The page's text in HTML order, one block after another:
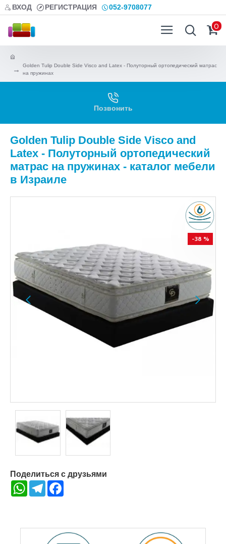
ВХОД РЕГИСТРАЦИЯ 052-9708077
0
Golden Tulip Double Side Visco and Latex - Полуторный ортопедический матрас
на пружинах
Позвонить
Golden Tulip Double Side Visco and
Latex - Полуторный ортопедический
матрас на пружинах - каталог мебели
в Израиле
-38 %
Поделиться с друзьями
WhatsAppTelegram